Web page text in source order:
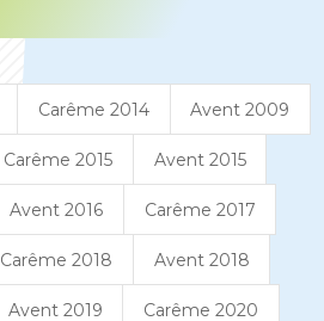
Carême 2014 Avent 2009
Carême 2015 Avent 2015
Avent 2016 Carême 2017
Carême 2018 Avent 2018
Avent 2019 Carême 2020